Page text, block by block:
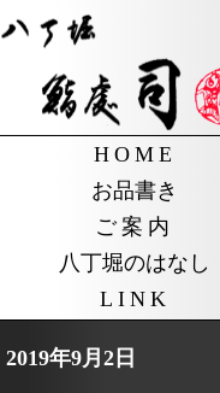
HOME
お品書き
ご案内
八丁堀のはなし
LINK
2019年9月2日